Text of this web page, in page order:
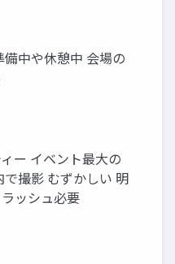
中や休憩中 会場の
ー イベント最大の
撮影 むずかしい 明
ッシュ必要